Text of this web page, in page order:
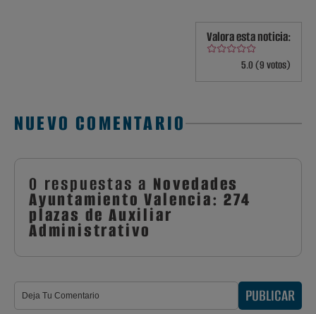
Valora esta noticia:
5.0 (9 votos)
NUEVO COMENTARIO
0 respuestas a Novedades
Ayuntamiento Valencia: 274
plazas de Auxiliar
Administrativo
PUBLICAR